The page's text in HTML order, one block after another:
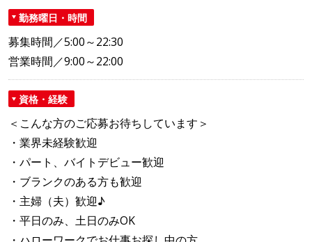
勤務曜日・時間
募集時間／5:00～22:30
営業時間／9:00～22:00
資格・経験
＜こんな方のご応募お待ちしています＞
・業界未経験歓迎
・パート、バイトデビュー歓迎
・ブランクのある方も歓迎
・主婦（夫）歓迎♪
・平日のみ、土日のみOK